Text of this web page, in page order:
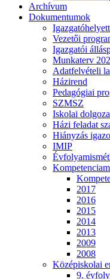
Archívum
Dokumentumok
Vezetői
Igazgatói
Munkaterv
Adatfelvételi
Házirend
Pedagógiai
SZMSZ
Iskolai
Házi feladat
Hiányzás
IMIP
2017
2016
2015
2014
2013
2009
2008
Középiskolai
9.